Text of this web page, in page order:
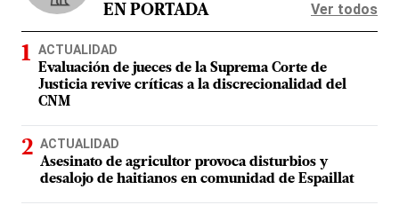
EN PORTADA Ver todos
ACTUALIDAD
Evaluación de jueces de la Suprema Corte de
Justicia revive críticas a la discrecionalidad del
CNM
ACTUALIDAD
Asesinato de agricultor provoca disturbios y
desalojo de haitianos en comunidad de Espaillat